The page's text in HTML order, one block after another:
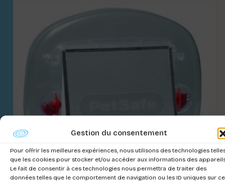
Gestion du consentement
Pour offrir les meilleures expériences, nous utilisons des technologies
que les cookies pour stocker et/ou accéder aux informations des
Le fait de consentir à ces technologies nous permettra de traiter des
données telles que le comportement de navigation ou les ID uniques sur ce